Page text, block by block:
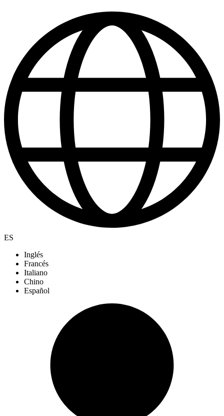
ES
Inglés
Francés
Italiano
Chino
Español